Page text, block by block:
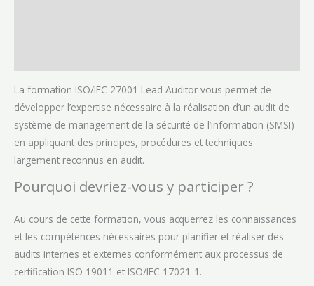
La formation ISO/IEC 27001 Lead Auditor vous permet de
développer l’expertise nécessaire à la réalisation d’un audit de
système de management de la sécurité de l’information (SMSI)
en appliquant des principes, procédures et techniques
largement reconnus en audit.
Pourquoi devriez-vous y participer ?
Au cours de cette formation, vous acquerrez les connaissances
et les compétences nécessaires pour planifier et réaliser des
audits internes et externes conformément aux processus de
certification ISO 19011 et ISO/IEC 17021-1.